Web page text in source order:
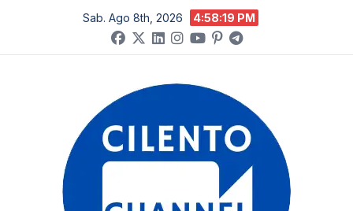
contenuto
Sab. Ago 8th, 2026 4:58:20 PM